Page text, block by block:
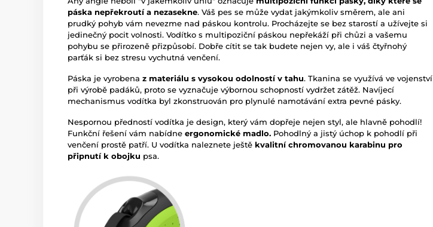
páska nepřekroutí a nezasekne. Váš pes se může vydat jakýmkoliv směrem, ale ani
prudký pohyb vám nevezme nad páskou kontrolu. Procházejte se bez starostí a užívejte si
jedinečný pocit volnosti. Vodítko s multipoziční páskou nepřekáží při chůzi a vašemu
pohybu se přirozeně přizpůsobí. Dobře cítit se tak budete nejen vy, ale i váš čtyřnohý
parťák si bez stresu vychutná venčení.
Páska je vyrobena z materiálu s vysokou odolností v tahu. Tkanina se využívá ve vojenství
při výrobě padáků, proto se vyznačuje výbornou schopností vydržet zátěž. Navíjecí
mechanismus vodítka byl zkonstruován pro plynulé namotávání extra pevné pásky.
Nespornou předností vodítka je design, který vám dopřeje nejen styl, ale hlavně pohodlí!
Funkční řešení vám nabídne ergonomické madlo. Pohodlný a jistý úchop k pohodlí při
venčení prostě patří. U vodítka naleznete ještě kvalitní chromovanou karabinu pro
připnutí k obojku psa.